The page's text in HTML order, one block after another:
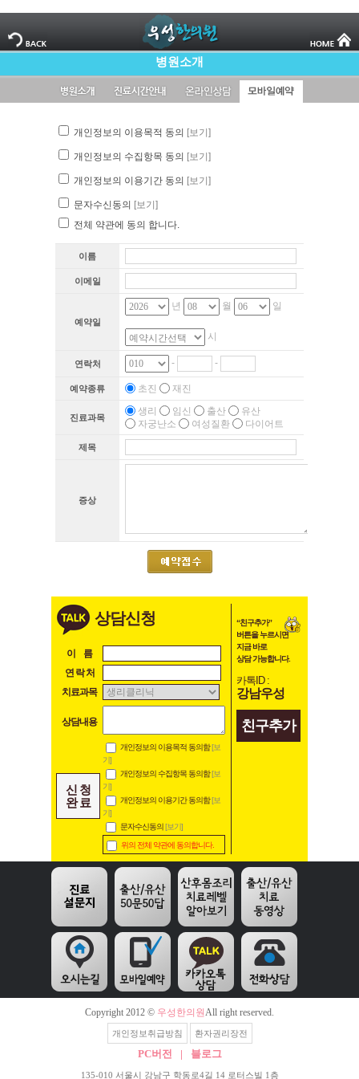
병원소개
개인정보의 이용목적 동의 [보기]
개인정보의 수집항목 동의 [보기]
개인정보의 이용기간 동의 [보기]
문자수신동의 [보기]
전체 약관에 동의 합니다.
이름
이메일
예약일
년 월 일
시
연락처 - -
예약종류 초진 재진
진료과목
생리 임신 출산
유산
자궁난소
여성질환 다이어트
제목
증상
상담신청
이 름
연 락 처
치료과목
상담내용
신 청
완 료
개인정보의 이용목적 동의함[보
기]
개인정보의 수집항목 동의함[보
기]
개인정보의 이용기간 동의함[보
기]
문자수신동의 [보기]
위의 전체 약관에 동의합니다.
“친구추가”
버튼을 누르시면
지금 바로
상담 가능합니다.
카톡ID :
강남우성
친구추가
Copyright 2012 © 우성한의원All right reserved.
개인정보취급방침 환자권리장전
PC버전 | 블로그
135-010 서울시 강남구 학동로4길 14 로터스빌 1층